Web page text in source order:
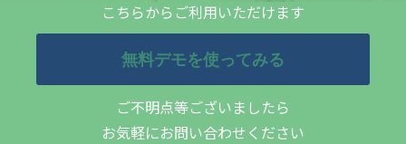
こちらからご利用いただけます
無料デモを使ってみる
ご不明点等ございましたら
お気軽にお問い合わせください